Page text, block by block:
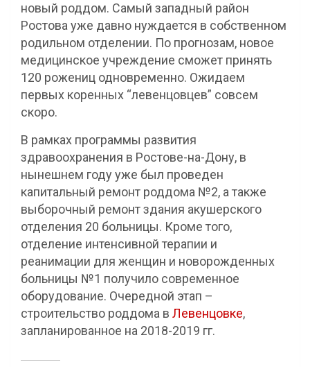
новый роддом. Самый западный район
Ростова уже давно нуждается в собственном
родильном отделении. По прогнозам, новое
медицинское учреждение сможет принять
120 рожениц одновременно. Ожидаем
первых коренных “левенцовцев” совсем
скоро.
В рамках программы развития
здравоохранения в Ростове-на-Дону, в
нынешнем году уже был проведен
капитальный ремонт роддома №2, а также
выборочный ремонт здания акушерского
отделения 20 больницы. Кроме того,
отделение интенсивной терапии и
реанимации для женщин и новорожденных
больницы №1 получило современное
оборудование. Очередной этап –
строительство роддома в Левенцовке,
запланированное на 2018-2019 гг.